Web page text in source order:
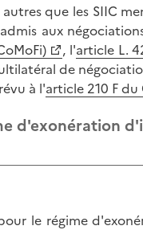
que les SIIC
aux
, l'article L.
de
à l'article 210 F du
d'exonération
le régime